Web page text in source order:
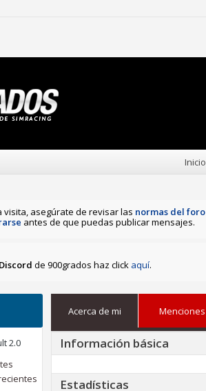
Inicio
visita, asegúrate de revisar las normas del foro
antes de que puedas publicar mensajes.
Discord de 900grados haz click aquí.
2.0
Acerca de mi Menciones
Información básica
Estadísticas